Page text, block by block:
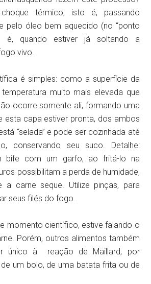
térmico, isto é, passando
pelo óleo bem aquecido (no “ponto
é, quando estiver já soltando a
vivo.
é simples: como a superfície da
muito mais elevada que
ocorre somente ali, formando uma
esta capa estiver pronta, dos ambos
“selada” e pode ser cozinhada até
conservando seu suco. Detalhe:
bife com um garfo, ao fritá-lo na
possibilitam a perda de humidade,
a carne seque. Utilize pinças, para
seus filés do fogo.
momento científico, estive falando o
Porém, outros alimentos também
único à reação de Maillard, por
um bolo, de uma batata frita ou de